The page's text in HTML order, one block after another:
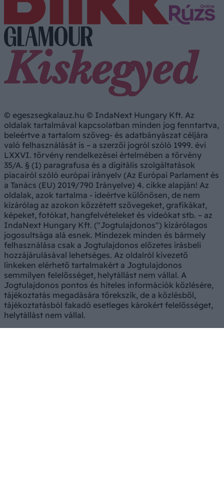
© egeszsegkalauz.hu © IndaNext Hungary Kft. Az
oldalak tartalmával kapcsolatban minden jog fenntartva,
beleértve a tartalom szöveg- és adatbányászat céljára
való felhasználását is – a szerzői jogról szóló 1999. évi
LXXVI. törvény rendelkezései értelmében a törvény
35/A. § (1) paragrafusa és a digitális szolgáltatások
piacairól szóló európai irányelv (Az Európai Parlament és
a Tanács (EU) 2019/790 Irányelve) 4. cikke alapján! Az
oldalak, azok tartalma - ideértve különösen, de nem
kizárólag az azokon közzétett szövegeket, grafikákat,
képeket, fotókat, hangfelvételeket és videókat stb. – az
IndaNext Hungary Kft. ("Jogtulajdonos") kizárólagos
jogosultsága alá esnek. Mindezek minden és bármely
felhasználása csak a Jogtulajdonos előzetes írásbeli
hozzájárulásával lehetséges. Az oldalról kivezető
linkeken elérhető tartalmakért a Jogtulajdonos
semmilyen felelősséget, helytállást nem vállal. A
Jogtulajdonos pontos és hiteles információk közlésére,
tájékoztatás megadására törekszik, de a közlésből,
tájékoztatásból fakadó esetleges károkért felelősséget,
helytállást nem vállal.